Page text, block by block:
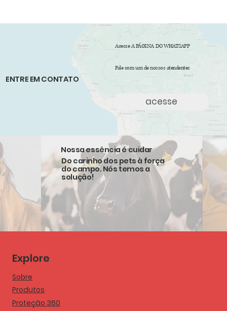
Acesse A PÁGINA DO WHATSAPP
Fale com um de nossos atendentes
acesse
ENTRE EM CONTATO
Nossa essência é cuidar
Do carinho dos pets à força
do campo. Nós temos a
solução!
Explore
Sobre
Produtos
Proteção 360